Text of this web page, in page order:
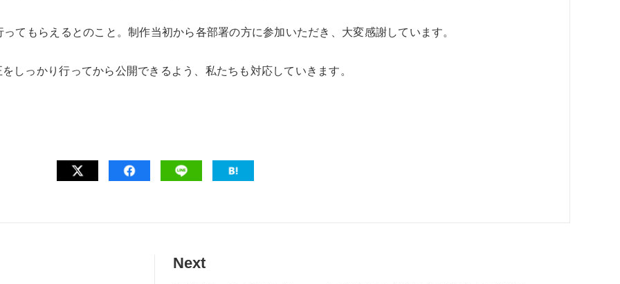
てもらえるとのこと。制作当初から各部署の方に参加いただき、大変感謝しています。
しっかり行ってから公開できるよう、私たちも対応していきます。
Next